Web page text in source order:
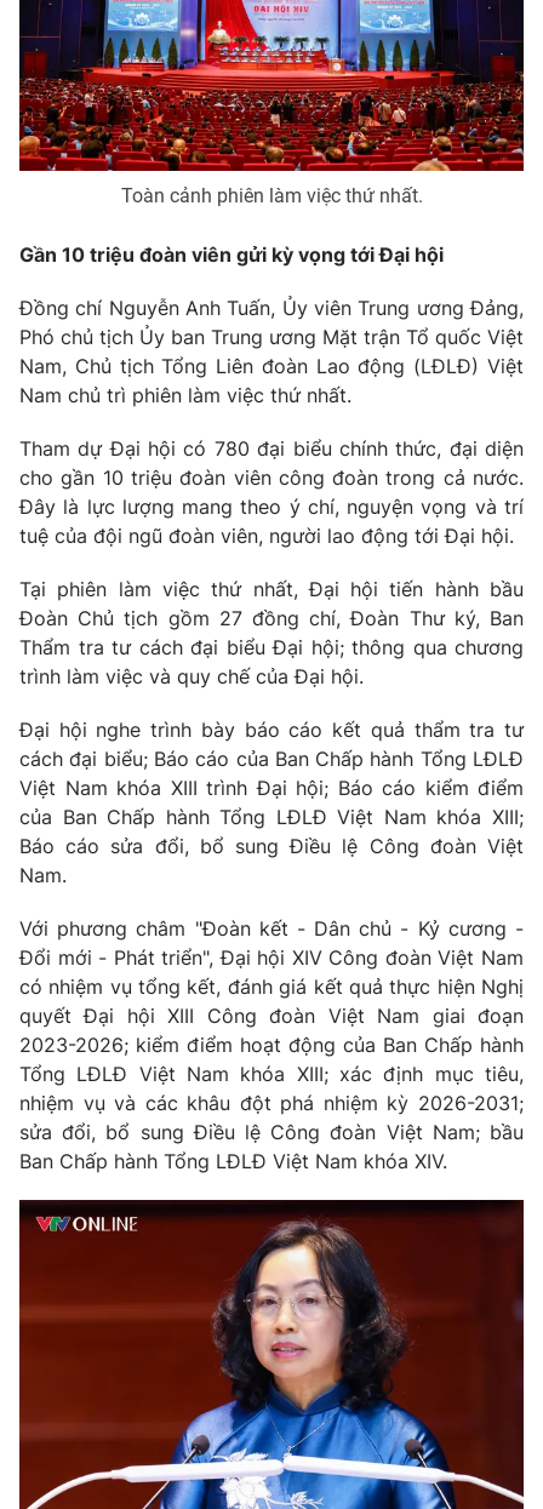
Nhân vật
Khán giả
Giải sao mai
Âm nhạc
Sao
Đời sống
Du lịch
Làm đẹp
Chất lượng cuộc sống
Giáo dục
Tuyển sinh
Học trực tuyến
Công nghệ
Hitech Công nghệ tương lai
Sản phẩm
Thị trường
Tư vấn
Lịch phát sóng
Chuyên mục khác
Emagazine Podcast
Photo Infographic
Video Shorts video
VTV Money VTV Thể thao
VTV Sức khoẻ Bất động sản
Thị trường 24h Tấm lòng Việt
VTV4 Vươn mình bằng AI
VTV9 VTV8
Liên hệ tòa soạn English
THỜI BÁO VTV
Theo dõi báo trên
Đài Truyền hình Việt Nam
Cơ quan báo chí:
Thời báo VTV
Giấy phép hoạt động báo in và báo điện tử số 483/GP-BTTTT
Vũ Thanh Thủy
Nguyễn Thị Mỹ Hạnh, Phạm Quốc Thắng,
Tổng đài VTV:024.38 355 931 - 024.38 355 932
Toàn cảnh phiên làm việc thứ nhất.
Gần 10 triệu đoàn viên gửi kỳ vọng tới Đại hội
Đồng chí Nguyễn Anh Tuấn, Ủy viên Trung ương Đảng,
Phó chủ tịch Ủy ban Trung ương Mặt trận Tổ quốc Việt
Nam, Chủ tịch Tổng Liên đoàn Lao động (LĐLĐ) Việt
Nam chủ trì phiên làm việc thứ nhất.
Tham dự Đại hội có 780 đại biểu chính thức, đại diện
cho gần 10 triệu đoàn viên công đoàn trong cả nước.
Đây là lực lượng mang theo ý chí, nguyện vọng và trí
tuệ của đội ngũ đoàn viên, người lao động tới Đại hội.
Tại phiên làm việc thứ nhất, Đại hội tiến hành bầu
Đoàn Chủ tịch gồm 27 đồng chí, Đoàn Thư ký, Ban
Thẩm tra tư cách đại biểu Đại hội; thông qua chương
trình làm việc và quy chế của Đại hội.
Đại hội nghe trình bày báo cáo kết quả thẩm tra tư
cách đại biểu; Báo cáo của Ban Chấp hành Tổng LĐLĐ
Việt Nam khóa XIII trình Đại hội; Báo cáo kiểm điểm
của Ban Chấp hành Tổng LĐLĐ Việt Nam khóa XIII;
Báo cáo sửa đổi, bổ sung Điều lệ Công đoàn Việt
Nam.
Với phương châm "Đoàn kết - Dân chủ - Kỷ cương -
Đổi mới - Phát triển", Đại hội XIV Công đoàn Việt Nam
có nhiệm vụ tổng kết, đánh giá kết quả thực hiện Nghị
quyết Đại hội XIII Công đoàn Việt Nam giai đoạn
2023-2026; kiểm điểm hoạt động của Ban Chấp hành
Tổng LĐLĐ Việt Nam khóa XIII; xác định mục tiêu,
nhiệm vụ và các khâu đột phá nhiệm kỳ 2026-2031;
sửa đổi, bổ sung Điều lệ Công đoàn Việt Nam; bầu
Ban Chấp hành Tổng LĐLĐ Việt Nam khóa XIV.